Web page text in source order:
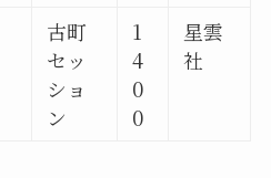
古町
セッ
ショ
ン
1
4
0
0
星雲
社